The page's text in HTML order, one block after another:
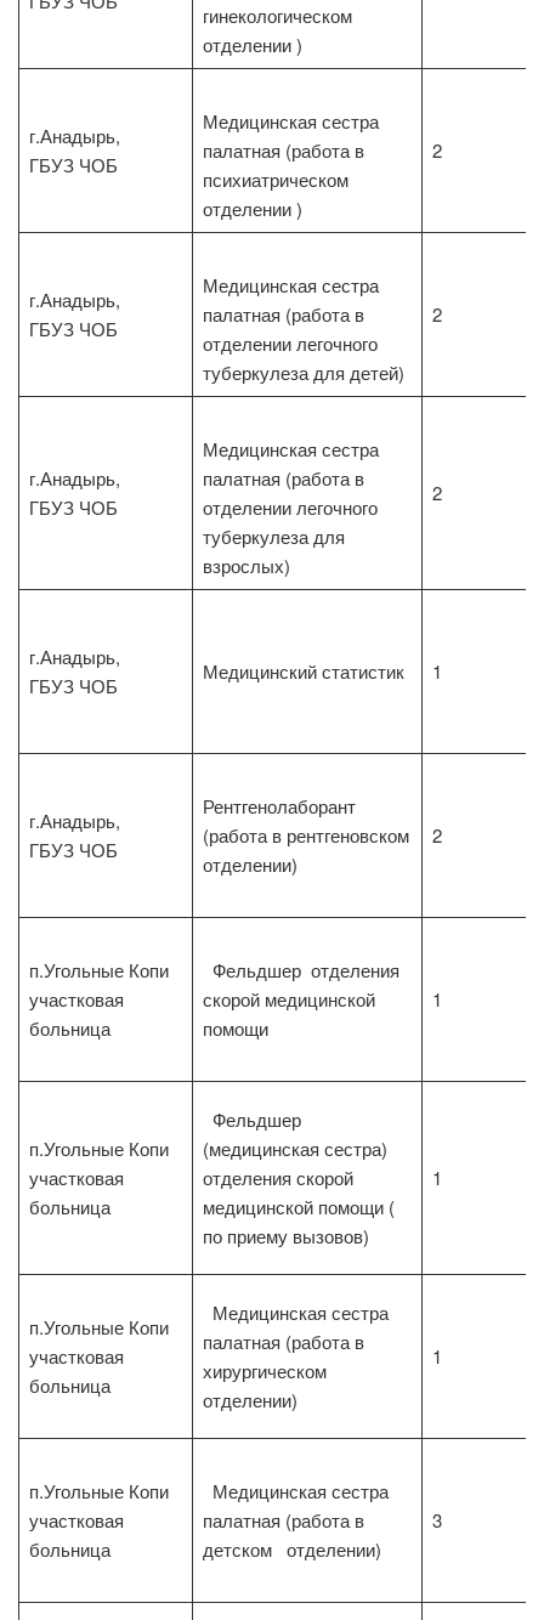
гинекологическом
отделении )
г.Анадырь,
ГБУЗ ЧОБ
Медицинская сестра
палатная (работа в
психиатрическом
отделении )
2
г.Анадырь,
ГБУЗ ЧОБ
Медицинская сестра
палатная (работа в
отделении легочного
туберкулеза для детей)
2
г.Анадырь,
ГБУЗ ЧОБ
Медицинская сестра
палатная (работа в
отделении легочного
туберкулеза для
взрослых)
2
г.Анадырь,
ГБУЗ ЧОБ
Медицинский статистик 1
г.Анадырь,
ГБУЗ ЧОБ
Рентгенолаборант
(работа в рентгеновском
отделении)
2
п.Угольные Копи
участковая
больница
Фельдшер отделения
скорой медицинской
помощи
1
п.Угольные Копи
участковая
больница
Фельдшер
(медицинская сестра)
отделения скорой
медицинской помощи (
по приему вызовов)
1
п.Угольные Копи
участковая
больница
Медицинская сестра
палатная (работа в
хирургическом
отделении)
1
п.Угольные Копи
участковая
больница
Медицинская сестра
палатная (работа в
детском отделении)
3